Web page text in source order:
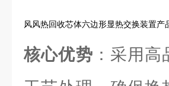
风风热回收芯体六边形显热交换装置产
核心优势 ：采用